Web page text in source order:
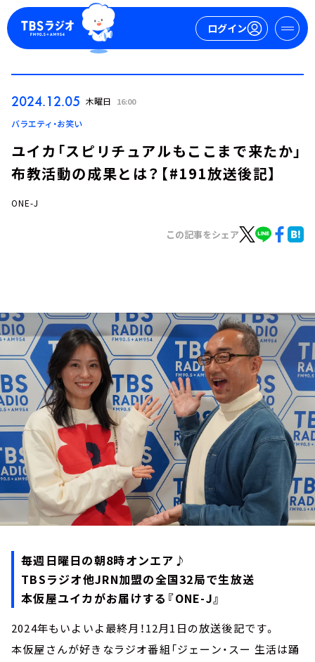
ログイン
ログイン
お知らせ
イベント・グッズ
YouTube
会社情報
2024.12.05 木曜日 16:00
バラエティ・お笑い
ユイカ「スピリチュアルもここまで来たか」
布教活動の成果とは？【#191放送後記】
ONE-J
この記事をシェア
毎週日曜日の朝8時オンエア♪
TBSラジオ他JRN加盟の全国32局で生放送
本仮屋ユイカがお届けする『ONE-J』
2024年もいよいよ最終月！12月1日の放送後記です。
本仮屋さんが好きなラジオ番組「ジェーン・スー 生活は踊